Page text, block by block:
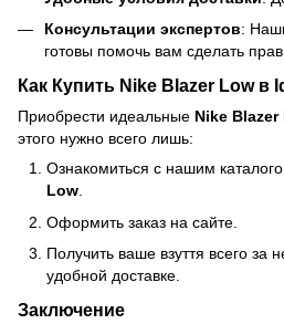
Консультации экспертов:
готовы помочь вам сделать
Как Купить Nike Blazer Lowв
Приобрести идеальные Nike Blazer
этого нужно всего лишь:
Ознакомиться с нашим
Low
Оформить заказ на сайте.
Получить ваше взуття всего за
удобной доставке.
Заключение